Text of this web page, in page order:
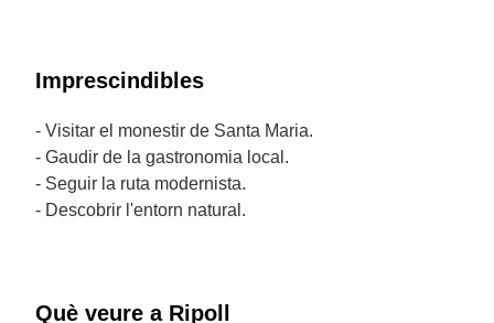
Imprescindibles
- Visitar el monestir de Santa Maria.
- Gaudir de la gastronomia local.
- Seguir la ruta modernista.
- Descobrir l'entorn natural.
Què veure a Ripoll